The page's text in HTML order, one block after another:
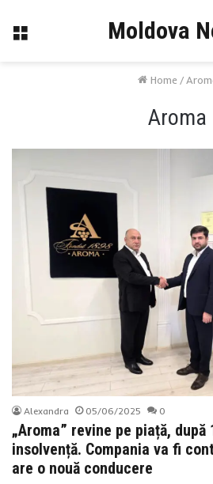
Menu Moldova
Home /
Aroma
Alexandra 05/06/2025 0
„Aroma” revine pe piață, după
insolvență. Compania va fi
are o nouă conducere